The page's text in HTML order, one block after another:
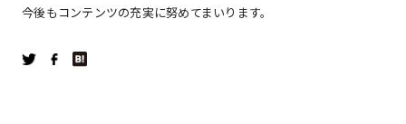
今後もコンテンツの充実に努めてまいります。